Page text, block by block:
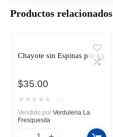
Productos relacionados
Chayote sin Espinas por kg
$35.00
★ ★ ★ ★ ★
Vendido por Verduleria La
Fresquesita